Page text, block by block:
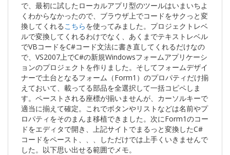
で、最初に試したローカルアプリ型のツールはいまいちよ
くわからなかったので、ブラウザ上でコードをサクっと変
換してくれるこちらを使ってみました。プロジェクトレベ
ルで変換してくれるわけでなく、あくまでテキストレベル
でVBコードをC#コード文法に書き直してくれるだけなの
で、VS2007上でC#の新規Windowsフォームアプリケーシ
ョンのプロジェクトを作りました。そしてフォームデザイ
ナーで土台となるフォーム（Form1）のプロパティだけ揃
えておいて、載ってる部品を全選択して一括コピペしま
す。ペーストされる座標が揃いませんが、カーソルキーで
適当に揃えて確定。これでボタンやリストなどは名前やプ
ロパティをそのまんま移植できました。次にForm1のコー
ドをエディタで開き、上記サイトでまるっと変換したC#
コードをペースト、、、しただけでは上手くいきませんで
した。以下思い出せる範囲でメモ。